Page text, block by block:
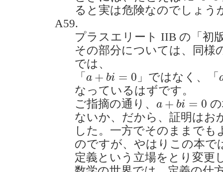
ると実は危険なのでしょう
A59.
プラスエリート IIB の「初
その部分については、同様
では、
「 a + bi = 0
a+b i= 」ではなく、「
なっているはずです。
ご指摘の通り、 a + bi = 0
a+bi=0
ないか、だから、証明はお
した。一方でそのままで
のですが、やはりこの本で
定義という立場をとり変更